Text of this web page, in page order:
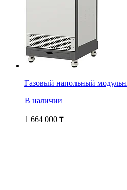
Газовый напольный
В наличии
1 664 000 ₸